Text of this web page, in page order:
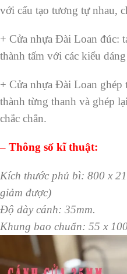
với cấu tạo tương tự nhau,
+ Cửa nhựa Đài Loan đúc:
thành tấm với các kiểu
+ Cửa nhựa Đài Loan ghép
thành từng thanh và ghép
chắc chắn.
– Thông số kĩ thuật:
Kích thước phủ bì: 800 x
giảm được)
Độ dày cánh: 35mm.
Khung bao chuẩn: 55 x